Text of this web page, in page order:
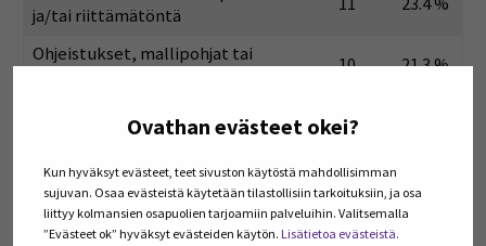
Ovathan evästeet okei?
Kun hyväksyt evästeet, teet sivuston käytöstä mahdollisimman
sujuvan. Osaa evästeistä käytetään tilastollisiin tarkoituksiin, ja osa
liittyy kolmansien osapuolien tarjoamiin palveluihin. Valitsemalla
”Evästeet ok” hyväksyt evästeiden käytön. Lisätietoa evästeistä.
ja/tai riittämätöntä
Ohjeistukset, mallipohjat tai
10 21.3 %
Työpakettien sisäinen viestintä
epäselvää tai riittämätöntä
6
Projektiaikataulun noudattaminen 3
Edelleen kyselyssä selvitettiin sitä, millaisia riskejä